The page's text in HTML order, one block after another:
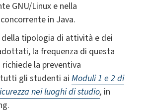
GNU/Linux e nella
in Java.
della tipologia di attività e dei
la frequenza di questa
la preventiva
gli studenti ai Moduli 1 e 2 di
nei luoghi di studio, in